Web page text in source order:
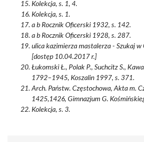
Kolekcja, s. 1, 4.
Kolekcja, s. 1.
a b Rocznik Oficerski 1932, s. 142.
a b Rocznik Oficerski 1928, s. 287.
ulica kazimierza mastalerza - Szukaj w
[dostęp 10.04.2017 r.]
Łukomski Ł., Polak P., Suchcitz S.,
1792–1945, Koszalin 1997, s. 371.
Arch. Państw. Częstochowa, Akta m.
1425,1426, Gimnazjum G.
Kolekcja, s. 3.